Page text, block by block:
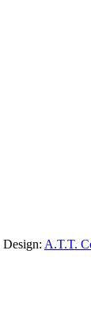
Design: A.T.T.